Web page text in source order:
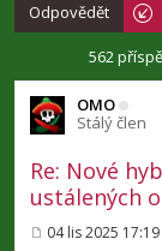
Odpovědět
562
OMO
Stálý člen
Re: Nové
ustálených
04 lis 2025 17:19